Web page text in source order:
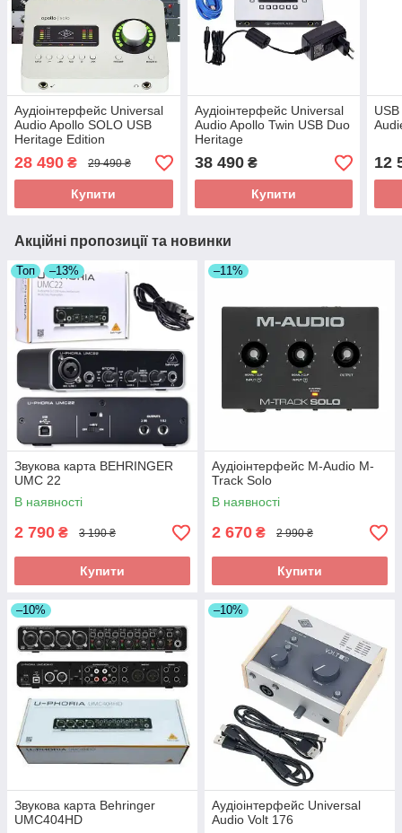
Аудіоінтерфейс Universal
Audio Apollo SOLO USB
Heritage Edition
28 490 ₴ 29 490 ₴
Купити
Аудіоінтерфейс Universal
Audio Apollo Twin USB Duo
Heritage
38 490₴
Купити
USB
12
Акційні пропозиції та новинки
Топ –13%
Звукова карта BEHRINGER
UMC 22
В наявності
2 790 ₴ 3 190 ₴
Купити
–11%
Аудіоінтерфейс M-Audio M-
Track Solo
В наявності
2 670 ₴ 2 990 ₴
Купити
–10%
Звукова карта Behringer
UMC404HD
–10%
Аудіоінтерфейс Universal
Audio Volt 176